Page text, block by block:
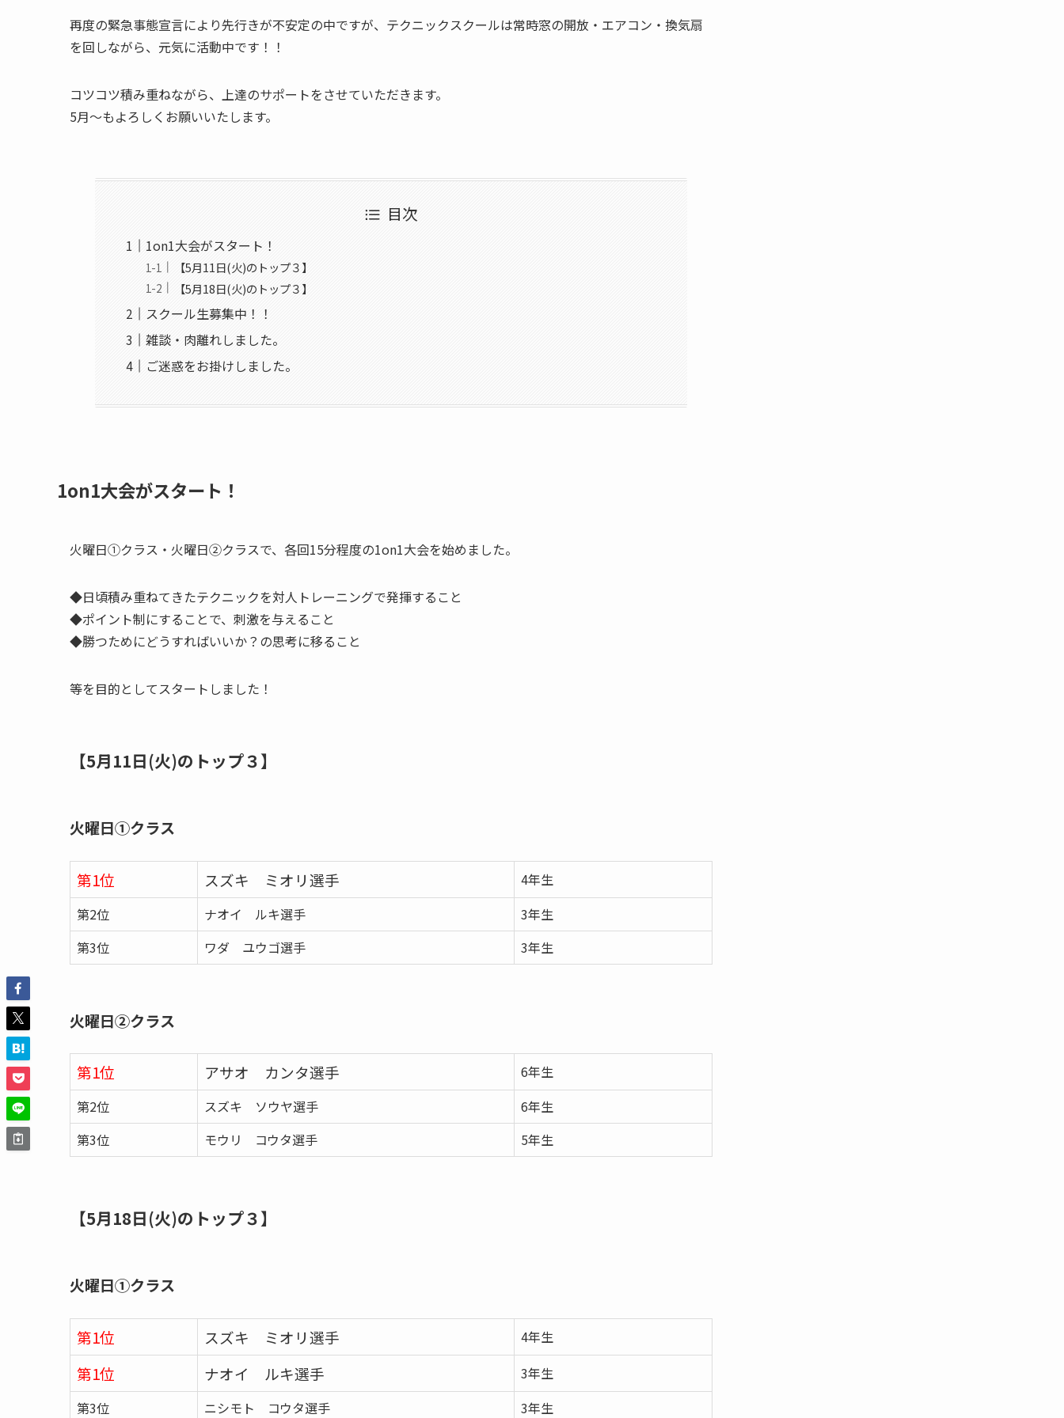
再度の緊急事態宣言により先行きが不安定の中ですが、テクニックスクールは常時窓の開放・エアコン・換気扇
を回しながら、元気に活動中です！！
コツコツ積み重ねながら、上達のサポートをさせていただきます。
5月～もよろしくお願いいたします。
目次
1on1大会がスタート！
【5月11日(火)のトップ３】
【5月18日(火)のトップ３】
スクール生募集中！！
雑談・肉離れしました。
ご迷惑をお掛けしました。
1on1大会がスタート！
火曜日①クラス・火曜日②クラスで、各回15分程度の1on1大会を始めました。
◆日頃積み重ねてきたテクニックを対人トレーニングで発揮すること
◆ポイント制にすることで、刺激を与えること
◆勝つためにどうすればいいか？の思考に移ること
等を目的としてスタートしました！
【5月11日(火)のトップ３】
火曜日①クラス
第1位 スズキ ミオリ選手
4年生
第2位
ナオイ ルキ選手
3年生
第3位
ワダ ユウゴ選手 3年生
火曜日②クラス
第1位 アサオ カンタ選手
6年生
第2位
スズキ ソウヤ選手
6年生
第3位
モウリ コウタ選手 5年生
【5月18日(火)のトップ３】
火曜日①クラス
第1位 スズキ ミオリ選手 4年生
第1位 ナオイ ルキ選手
3年生
第3位
ニシモト コウタ選手 3年生